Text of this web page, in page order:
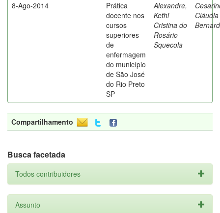
8-Ago-2014
Prática
docente nos
cursos
superiores
de
enfermagem
do município
de São José
do Rio Preto
SP
Alexandre,
Kethi
Cristina do
Rosário
Squecola
Cláudia
Compartilhamento
Busca facetada
Todos contribuidores
Assunto